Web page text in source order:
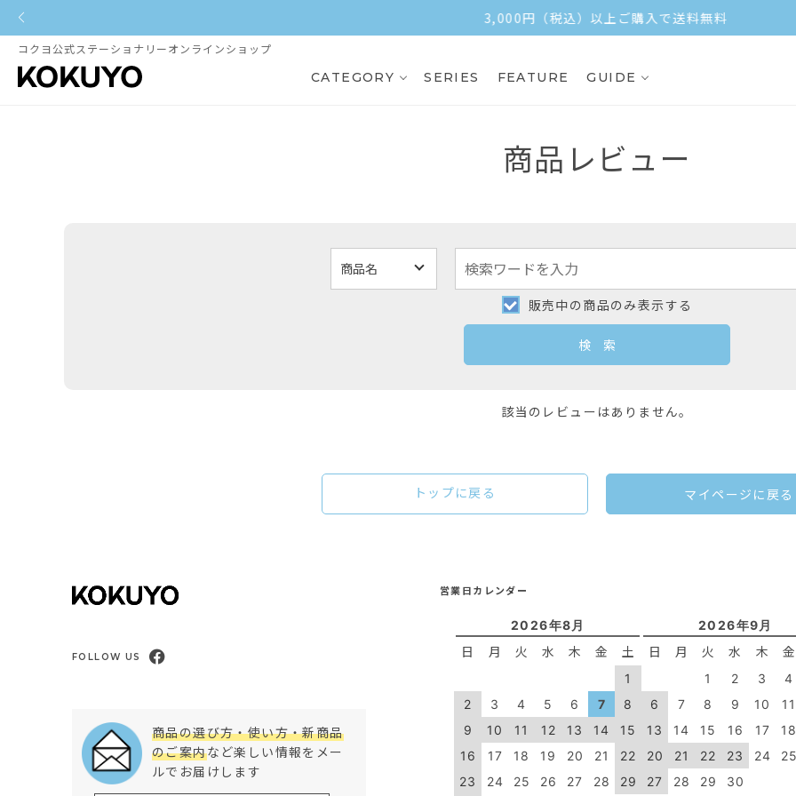
3,000円（税込）以上ご購入で送料無料
コクヨ公式ステーショナリーオンラインショップ
CATEGORY SERIES FEATURE GUIDE
商品レビュー
販売中の商品のみ表示する
該当のレビューはありません。
マイページに戻る
トップに戻る
FOLLOW US
商品の選び方・使い方・新商品
のご案内など楽しい情報をメー
ルでお届けします
営業日カレンダー
2026年8月
日 月 火 水 木 金 土
1
2
3 4 5 6 7
8
9
10 11 12 13 14
15
16
17 18 19 20 21
22
23
24 25 26 27 28 29
2026年9月
日 月 火 水 木 金
1 2 3
4
6
7 8 9 10
11
13
14 15 16 17
20
21 22 23 24
27
28 29 30